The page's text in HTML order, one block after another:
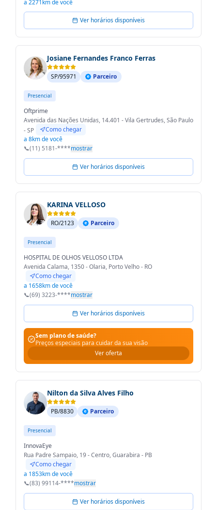
a 2271km de você
Ver horários disponíveis
Josiane Fernandes Franco Ferras
SP/95971 Parceiro
Presencial
Oftprime
Avenida das Nações Unidas, 14.401 - Vila Gertrudes, São Paulo
- SP
Como chegar
a 8km de você
📞(11) 5181-****mostrar
Ver horários disponíveis
KARINA VELLOSO
RO/2123 Parceiro
Presencial
HOSPITAL DE OLHOS VELLOSO LTDA
Avenida Calama, 1350 - Olaria, Porto Velho - RO
Como chegar
a 1658km de você
📞(69) 3223-****mostrar
Ver horários disponíveis
Sem plano de saúde?
Preços especiais para cuidar da sua visão
Ver oferta
Nilton da Silva Alves Filho
PB/8830 Parceiro
Presencial
InnovaEye
Rua Padre Sampaio, 19 - Centro, Guarabira - PB
Como chegar
a 1853km de você
📞(83) 99114-****mostrar
Ver horários disponíveis